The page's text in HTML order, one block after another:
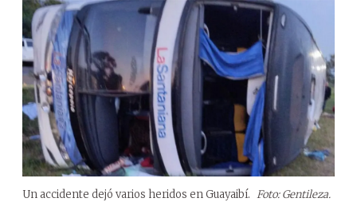
Un accidente dejó varios heridos en Guayaibí. Foto: Gentileza.